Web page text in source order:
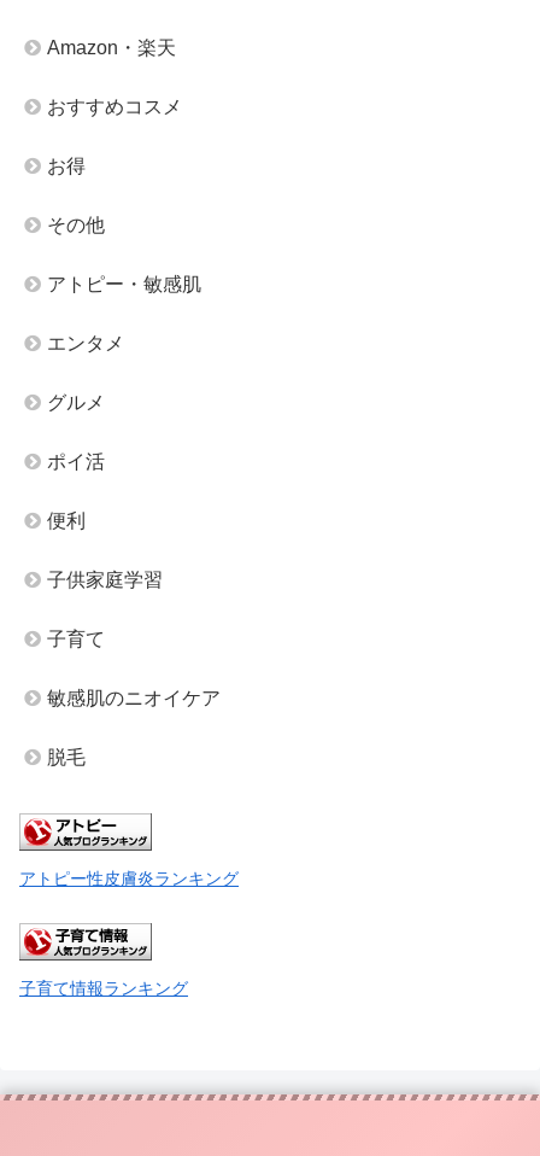
Amazon・楽天
おすすめコスメ
お得
その他
アトピー・敏感肌
エンタメ
グルメ
ポイ活
便利
子供家庭学習
子育て
敏感肌のニオイケア
脱毛
アトピー性皮膚炎ランキング
子育て情報ランキング